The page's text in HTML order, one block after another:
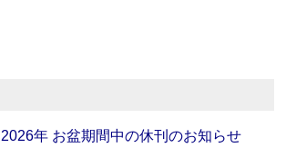
2026年 お盆期間中の休刊のお知らせ